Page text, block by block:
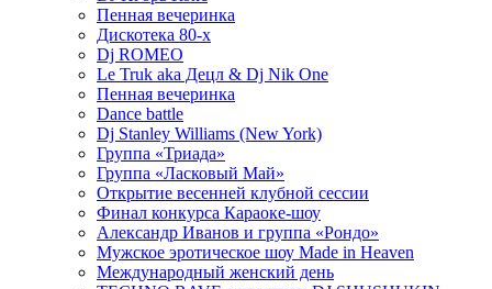
Пенная вечеринка
Дискотека 80-х
Dj ROMEO
Le Truk aka Децл & Dj Nik One
Пенная вечеринка
Dance battle
Dj Stanley Williams (New York)
Группа «Триада»
Группа «Ласковый Май»
Открытие весенней клубной сессии
Финал конкурса Караоке-шоу
Александр Иванов и группа «Рондо»
Мужское эротическое шоу Made in Heaven
Международный женский день